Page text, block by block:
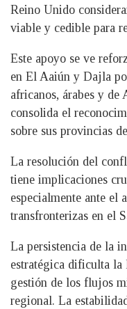
Reino Unido
viable y cedible para
Este apoyo se ve
en El Aaiún y Dajla
africanos, árabes y de
consolida el
sobre sus provincias
La resolución del
tiene implicaciones
especialmente ante el
transfronterizas en el
La persistencia de la
estratégica dificulta la
gestión de los flujos
regional. La